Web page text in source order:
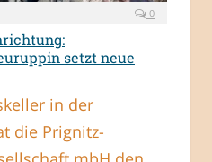
0
setzt neue
in der
die Prignitz-